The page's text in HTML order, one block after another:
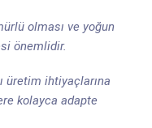
olması ve yoğun
önemlidir.
üretim ihtiyaçlarına
kolayca adapte